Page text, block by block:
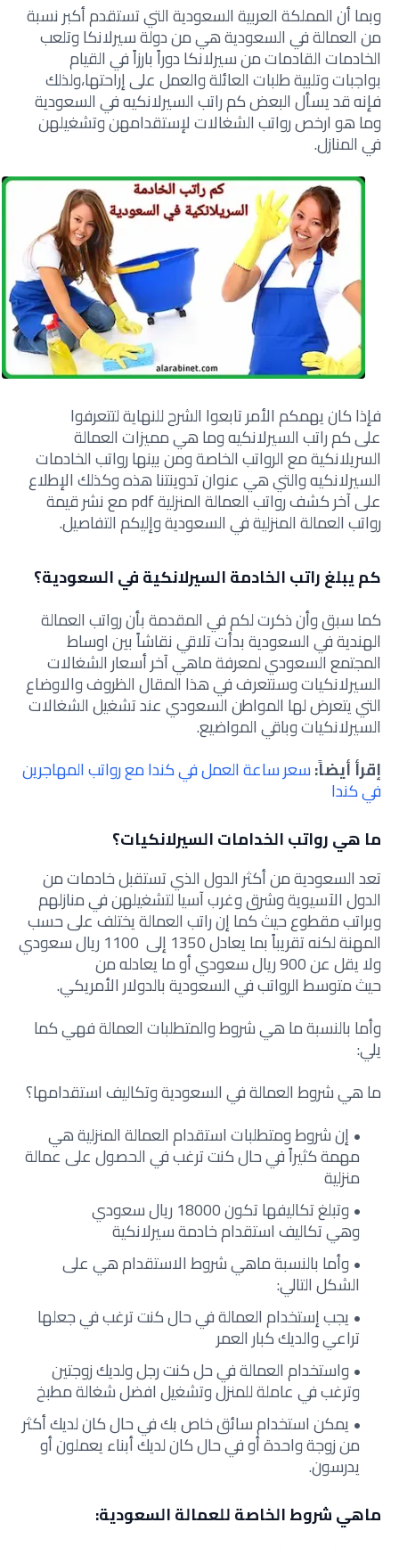
وبما أن المملكة العربية السعودية التي تستقدم أكبر نسبة
من العمالة في السعودية هي من دولة سيرلانكا وتلعب
الخادمات القادمات من سيرلانكا دوراً بارزاً في القيام
بواجبات وتلبية طلبات العائلة والعمل على إراحتها،ولذلك
فإنه قد يسأل البعض كم راتب السيرلانكيه في السعودية
وما هو ارخص رواتب الشغالات لإستقدامهن وتشغيلهن
في المنازل.
فإذا كان يهمكم الأمر تابعوا الشرح للنهاية لتتعرفوا
على كم راتب السيرلانكيه وما هي مميزات العمالة
السريلانكية مع الرواتب الخاصة ومن بينها رواتب الخادمات
السيرلانكيه والتي هي عنوان تدوينتنا هذه وكذلك الإطلاع
على آخر كشف رواتب العمالة المنزلية pdf مع نشر قيمة
رواتب العمالة المنزلية في السعودية وإليكم التفاصيل.
كم يبلغ راتب الخادمة السيرلانكية في السعودية؟
كما سبق وأن ذكرت لكم في المقدمة بأن رواتب العمالة
الهندية في السعودية بدأت تلاقي نقاشاً بين اوساط
المجتمع السعودي لمعرفة ماهي آخر أسعار الشغالات
السيرلانكيات وسنتعرف في هذا المقال الظروف والاوضاع
التي يتعرض لها المواطن السعودي عند تشغيل الشغالات
السيرلانكيات وباقي المواضيع.
إقرأ أيضاً:سعر ساعة العمل في كندا مع رواتب المهاجرين
في كندا
ما هي رواتب الخدامات السيرلانكيات؟
تعد السعودية من أكثر الدول الذي تستقبل خادمات من
الدول الآسيوية وشرق وغرب آسيا لتشغيلهن في منازلهم
وبراتب مقطوع حيث كما إن راتب العمالة يختلف على حسب
المهنة لكنه تقريباً بما يعادل 1350 إلى 1100 ريال سعودي
ولا يقل عن 900 ريال سعودي أو ما يعادله من
حيث متوسط الرواتب في السعودية بالدولار الأمريكي.
وأما بالنسبة ما هي شروط والمتطلبات العمالة فهي كما
يلي:
ما هي شروط العمالة في السعودية وتكاليف استقدامها؟
إن شروط ومتطلبات استقدام العمالة المنزلية هي
مهمة كثيراً في حال كنت ترغب في الحصول على عمالة
منزلية
وتبلغ تكاليفها تكون 18000 ريال سعودي
وهي تكاليف استقدام خادمة سيرلانكية
وأما بالنسبة ماهي شروط الاستقدام هي على
الشكل التالي:
يجب إستخدام العمالة في حال كنت ترغب في جعلها
تراعي والديك كبار العمر
واستخدام العمالة في حل كنت رجل ولديك زوجتين
وترغب في عاملة للمنزل وتشغيل افضل شغالة مطبخ
يمكن استخدام سائق خاص بك في حال كان لديك أكثر
من زوجة واحدة أو في حال كان لديك أبناء يعملون أو
يدرسون.
ماهي شروط الخاصة للعمالة السعودية: